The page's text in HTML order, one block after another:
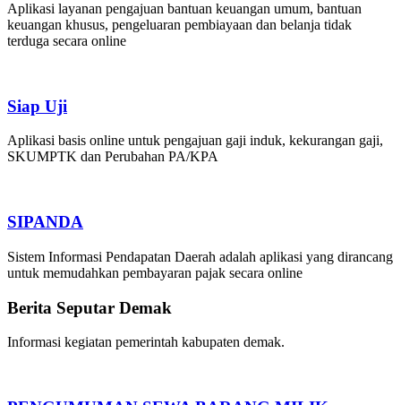
Aplikasi layanan pengajuan bantuan keuangan umum, bantuan
keuangan khusus, pengeluaran pembiayaan dan belanja tidak
terduga secara online
Siap Uji
Aplikasi basis online untuk pengajuan gaji induk, kekurangan gaji,
SKUMPTK dan Perubahan PA/KPA
SIPANDA
Sistem Informasi Pendapatan Daerah adalah aplikasi yang dirancang
untuk memudahkan pembayaran pajak secara online
Berita Seputar Demak
Informasi kegiatan pemerintah kabupaten demak.